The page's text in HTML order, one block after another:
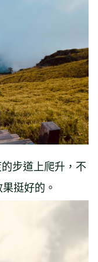
步道上爬升，不
挺好的。